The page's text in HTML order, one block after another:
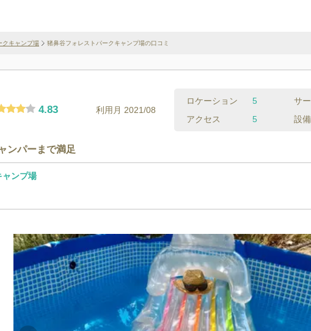
クキャンプ場 猪鼻谷フォレストパークキャンプ場の口コミ
4.83 利用月 2021/08
ロケーション 5
サ
アクセス
5 設備
ンパーまで満足
ャンプ場